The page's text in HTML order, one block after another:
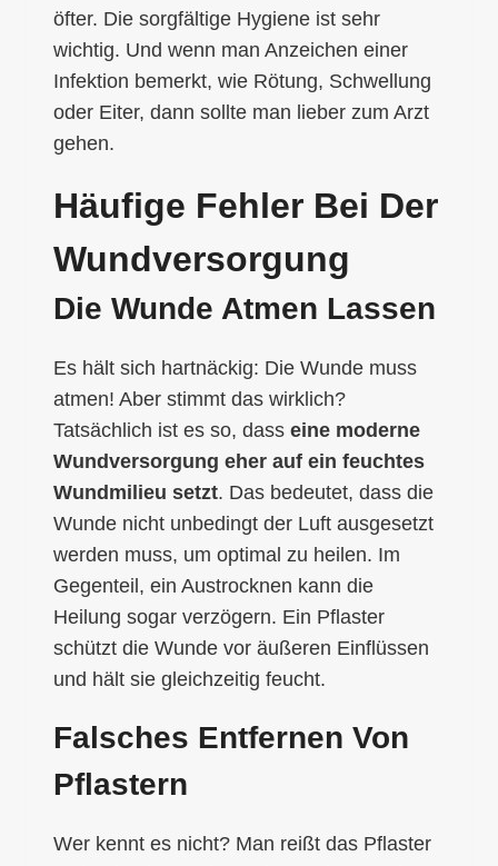
öfter. Die sorgfältige Hygiene ist sehr
wichtig. Und wenn man Anzeichen einer
Infektion bemerkt, wie Rötung, Schwellung
oder Eiter, dann sollte man lieber zum Arzt
gehen.
Häufige Fehler Bei Der
Wundversorgung
Die Wunde Atmen Lassen
Es hält sich hartnäckig: Die Wunde muss
atmen! Aber stimmt das wirklich?
Tatsächlich ist es so, dass eine moderne
Wundversorgung eher auf ein feuchtes
Wundmilieu setzt. Das bedeutet, dass die
Wunde nicht unbedingt der Luft ausgesetzt
werden muss, um optimal zu heilen. Im
Gegenteil, ein Austrocknen kann die
Heilung sogar verzögern. Ein Pflaster
schützt die Wunde vor äußeren Einflüssen
und hält sie gleichzeitig feucht.
Falsches Entfernen Von
Pflastern
Wer kennt es nicht? Man reißt das Pflaster